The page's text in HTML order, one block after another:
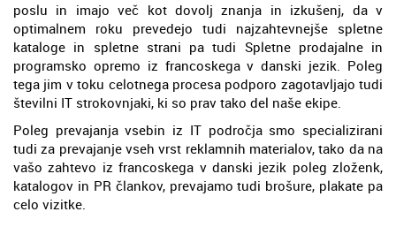
poslu in imajo več kot dovolj znanja in izkušenj, da v
optimalnem roku prevedejo tudi najzahtevnejše spletne
kataloge in spletne strani pa tudi Spletne prodajalne in
programsko opremo iz francoskega v danski jezik. Poleg
tega jim v toku celotnega procesa podporo zagotavljajo tudi
številni IT strokovnjaki, ki so prav tako del naše ekipe.
Poleg prevajanja vsebin iz IT področja smo specializirani
tudi za prevajanje vseh vrst reklamnih materialov, tako da na
vašo zahtevo iz francoskega v danski jezik poleg zloženk,
katalogov in PR člankov, prevajamo tudi brošure, plakate pa
celo vizitke.